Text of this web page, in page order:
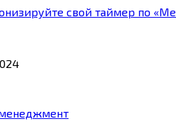
свой таймер по